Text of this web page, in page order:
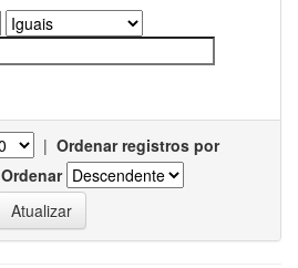
| Ordenar registros por
Ordenar